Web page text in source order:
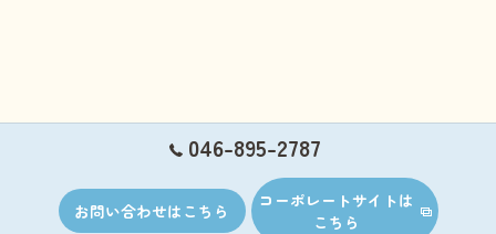
046-895-2787
お問い合わせはこちら
コーポレートサイトは
こちら